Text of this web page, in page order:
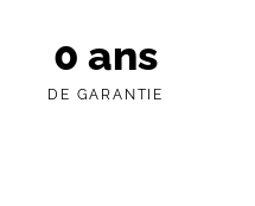
0 ans
DE GARANTIE